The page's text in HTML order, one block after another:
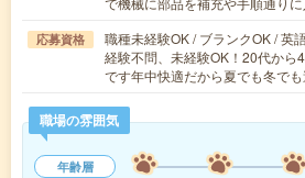
応募資格
職種未経験OK / ブランクOK / 英
経験不問、未経験OK！20代から
です年中快適だから夏でも冬で
職場の雰囲気
年齢層